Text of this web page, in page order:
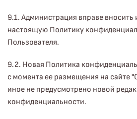
9.1. Администрация вправе вносить
настоящую Политику
Пользователя.
9.2. Новая Политика
с момента ее размещения на сайте
иное не предусмотрено новой
конфиденциальности.